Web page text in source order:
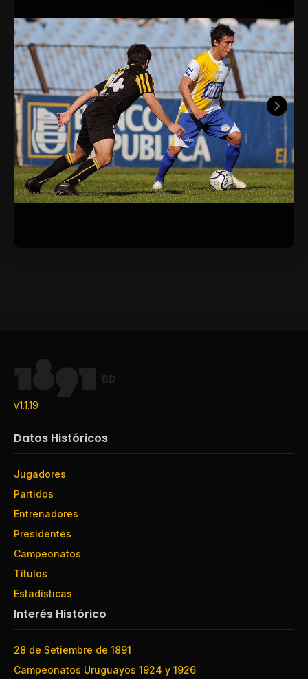
BD
v1.1.19
Datos Históricos
Jugadores
Partidos
Entrenadores
Presidentes
Campeonatos
Títulos
Estadísticas
Interés Histórico
28 de Setiembre de 1891
Campeonatos Uruguayos 1924 y 1926